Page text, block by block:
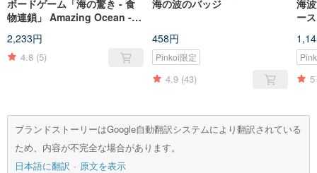
ボードゲーム「海の驚き - 食
物連鎖」 Amazing Ocean -
2,233円
4.8 (5)
海の波のバッジ
458円
Pinkoi限定
4.9 (43)
海
ース
5
ブランドストーリーはGoogle自動翻訳システムにより翻訳されている
ため、内容が不完全な場合があります。
日本語に翻訳
原文を表示